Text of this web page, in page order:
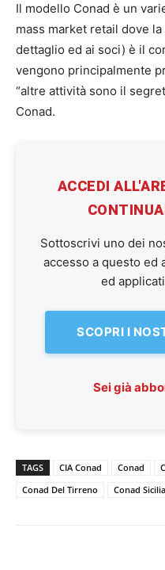
Il modello Conad è un
mass market retail dove
dettaglio ed ai soci) è il
vengono principalmente
“altre attività sono il
Conad.
ACCEDI
Sottoscrivi uno dei
accesso a questo
ed
SCOPRI I
Sei già
TAGS CIA Conad Conad
Conad Del Tirreno
Conad Sicilia